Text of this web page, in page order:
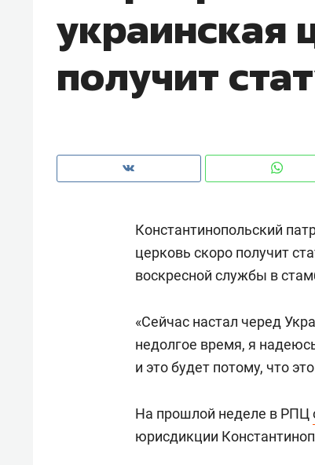
украинская
получит
Константинопольский
церковь скоро получит
воскресной службы в
«Сейчас настал черед
недолгое время, я
и это будет потому, что
На прошлой неделе в РПЦ
юрисдикции
ниндзя-зал: как ТРЦ «Франт»
стал Меккой для любителей